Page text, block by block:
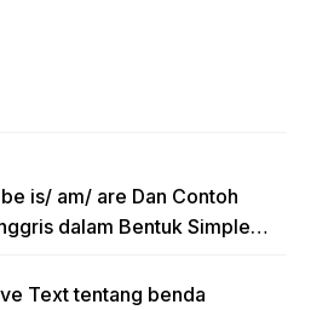
is/ am/ are Dan Contoh
dalam Bentuk Simple
Text tentang benda